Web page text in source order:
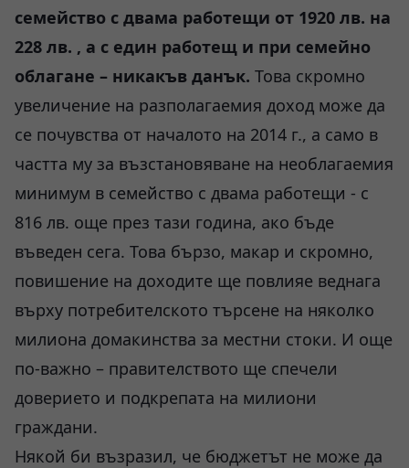
семейство с двама работещи от 1920 лв. на
228 лв. , а с един работещ и при семейно
облагане – никакъв данък. Това скромно
увеличение на разполагаемия доход може да
се почувства от началото на 2014 г., а само в
частта му за възстановяване на необлагаемия
минимум в семейство с двама работещи - с
816 лв. още през тази година, ако бъде
въведен сега. Това бързо, макар и скромно,
повишение на доходите ще повлияе веднага
върху потребителското търсене на няколко
милиона домакинства за местни стоки. И още
по-важно – правителството ще спечели
доверието и подкрепата на милиони
граждани.
Някой би възразил, че бюджетът не може да